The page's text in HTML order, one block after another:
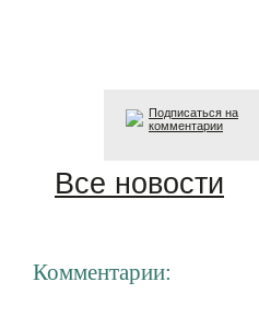
Подписаться на
комментарии
Все новости
Комментарии: